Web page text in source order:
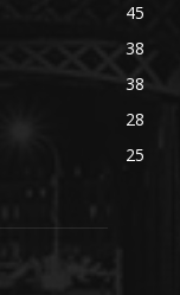
45
38
38
28
25